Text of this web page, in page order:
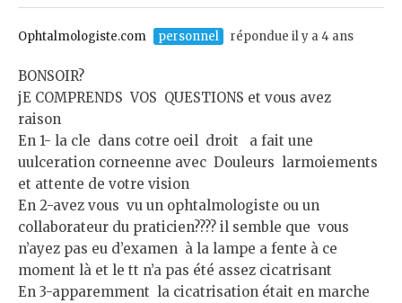
n
t
Ophtalmologiste.com personnel répondue il y a 4 ans
BONSOIR?
jE COMPRENDS VOS QUESTIONS et vous avez
raison
En 1- la cle dans cotre oeil droit a fait une
uulceration corneenne avec Douleurs larmoiements
et attente de votre vision
En 2-avez vous vu un ophtalmologiste ou un
collaborateur du praticien???? il semble que vous
n’ayez pas eu d’examen à la lampe a fente à ce
moment là et le tt n’a pas été assez cicatrisant
En 3-apparemment la cicatrisation était en marche